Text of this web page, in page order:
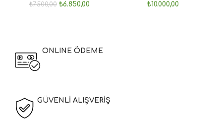
₺7.500,00 ₺6.850,00
₺10.000,00
ONLINE ÖDEME
GÜVENLİ ALIŞVERİŞ